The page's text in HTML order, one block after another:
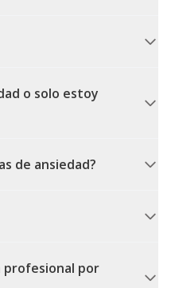
o solo estoy
de ansiedad?
profesional por